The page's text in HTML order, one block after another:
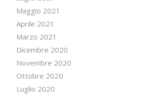
Maggio 2021
Aprile 2021
Marzo 2021
Dicembre 2020
Novembre 2020
Ottobre 2020
Luglio 2020